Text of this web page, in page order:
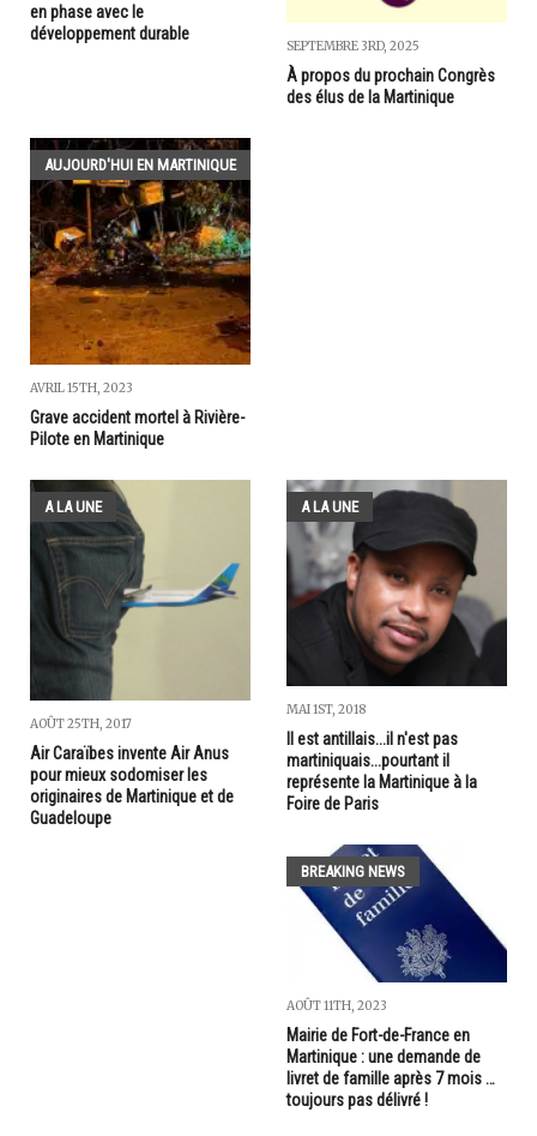
en phase avec le
développement durable
SEPTEMBRE 3RD, 2025
À propos du prochain Congrès
des élus de la Martinique
AUJOURD'HUI EN MARTINIQUE
AVRIL 15TH, 2023
Grave accident mortel à Rivière-
Pilote en Martinique
A LA UNE
AOÛT 25TH, 2017
Air Caraïbes invente Air Anus
pour mieux sodomiser les
originaires de Martinique et de
Guadeloupe
A LA UNE
MAI 1ST, 2018
Il est antillais...il n'est pas
martiniquais...pourtant il
représente la Martinique à la
Foire de Paris
BREAKING NEWS
AOÛT 11TH, 2023
Mairie de Fort-de-France en
Martinique : une demande de
livret de famille après 7 mois …
toujours pas délivré !